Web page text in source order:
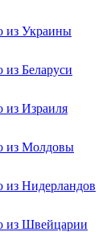
из Украины
из Беларуси
из Израиля
из Молдовы
из Нидерландов
из Швейцарии